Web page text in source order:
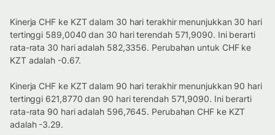
Kinerja CHF ke KZT dalam 30 hari terakhir menunjukkan 30 hari
tertinggi 589,0040 dan 30 hari terendah 571,9090. Ini berarti
rata-rata 30 hari adalah 582,3356. Perubahan untuk CHF ke
KZT adalah -0.67.
Kinerja CHF ke KZT dalam 90 hari terakhir menunjukkan 90 hari
tertinggi 621,8770 dan 90 hari terendah 571,9090. Ini berarti
rata-rata 90 hari adalah 596,7645. Perubahan CHF ke KZT
adalah -3.29.